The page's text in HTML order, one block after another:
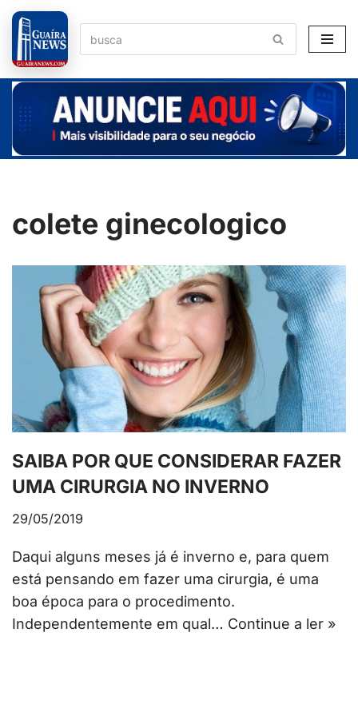
Pular
para
o
conteúdo
colete ginecologico
SAIBA POR QUE CONSIDERAR FAZER
UMA CIRURGIA NO INVERNO
29/05/2019
Daqui alguns meses já é inverno e, para quem
está pensando em fazer uma cirurgia, é uma
boa época para o procedimento.
Independentemente em qual… Continue a ler »